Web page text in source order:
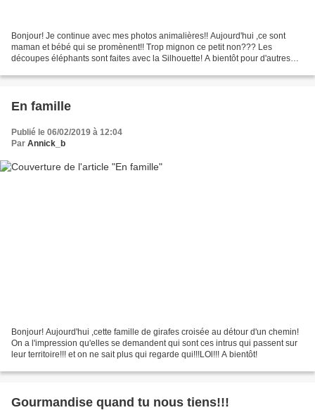
Bonjour! Je continue avec mes photos animalières!! Aujourd'hui ,ce sont
maman et bébé qui se promènent!! Trop mignon ce petit non??? Les
découpes éléphants sont faites avec la Silhouette! A bientôt pour d'autres
En famille
Publié le 06/02/2019 à 12:04
Par Annick_b
Bonjour! Aujourd'hui ,cette famille de girafes croisée au détour d'un chemin!
On a l'impression qu'elles se demandent qui sont ces intrus qui passent sur
leur territoire!!! et on ne sait plus qui regarde qui!!!LOl!!! A bientôt!
Gourmandise quand tu nous tiens!!!